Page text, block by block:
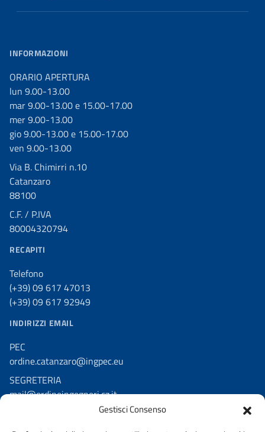
Gestisci Consenso
INFORMAZIONI
ORARIO APERTURA
lun 9.00-13.00
mar 9.00-13.00 e 15.00-17.00
mer 9.00-13.00
gio 9.00-13.00 e 15.00-17.00
ven 9.00-13.00
Via B. Chimirri n.10
Catanzaro
88100
C.F. / P.IVA
80004320794
RECAPITI
Telefono
(+39) 09 617 47013
(+39) 09 617 92949
INDIRIZZI EMAIL
PEC
ordine.catanzaro@ingpec.eu
SEGRETERIA
mail@ordineingegneri.cz.it